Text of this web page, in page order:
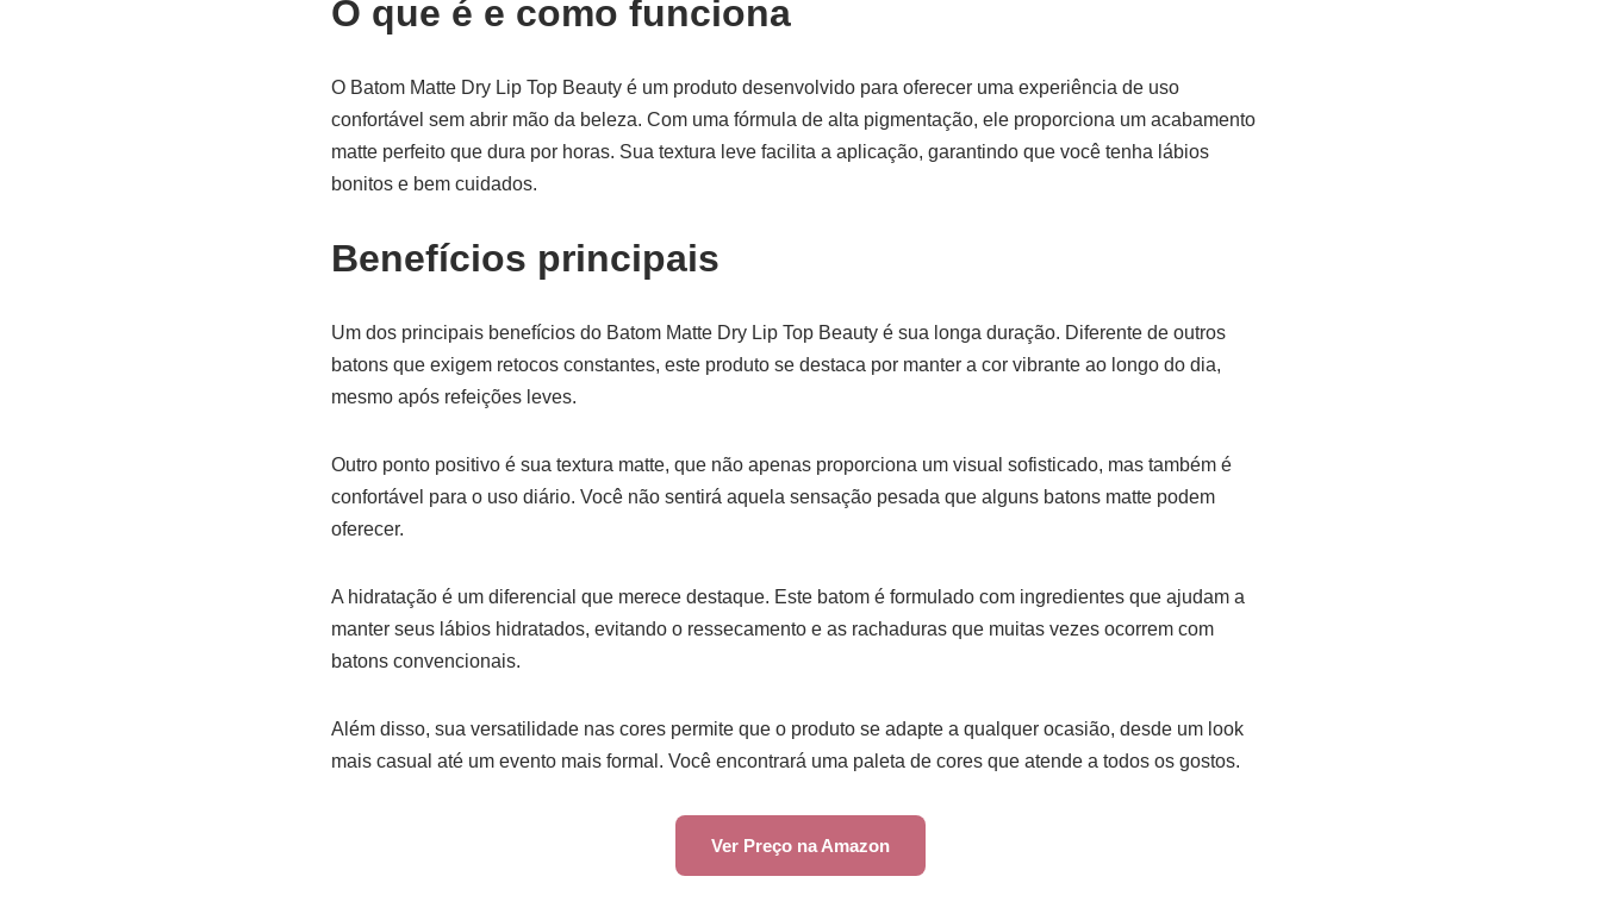
O que é e como funciona
O Batom Matte Dry Lip Top Beauty é um produto desenvolvido para oferecer uma experiência de uso
confortável sem abrir mão da beleza. Com uma fórmula de alta pigmentação, ele proporciona um acabamento
matte perfeito que dura por horas. Sua textura leve facilita a aplicação, garantindo que você tenha lábios
bonitos e bem cuidados.
Benefícios principais
Um dos principais benefícios do Batom Matte Dry Lip Top Beauty é sua longa duração. Diferente de outros
batons que exigem retocos constantes, este produto se destaca por manter a cor vibrante ao longo do dia,
mesmo após refeições leves.
Outro ponto positivo é sua textura matte, que não apenas proporciona um visual sofisticado, mas também é
confortável para o uso diário. Você não sentirá aquela sensação pesada que alguns batons matte podem
oferecer.
A hidratação é um diferencial que merece destaque. Este batom é formulado com ingredientes que ajudam a
manter seus lábios hidratados, evitando o ressecamento e as rachaduras que muitas vezes ocorrem com
batons convencionais.
Além disso, sua versatilidade nas cores permite que o produto se adapte a qualquer ocasião, desde um look
mais casual até um evento mais formal. Você encontrará uma paleta de cores que atende a todos os gostos.
Ver Preço na Amazon